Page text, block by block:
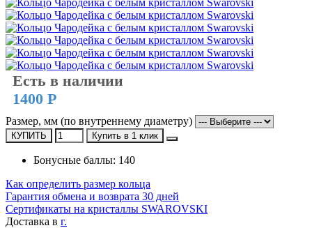
Есть в наличии
1400 Р
Размер, мм (по внутреннему диаметру)
КУПИТЬ Купить в 1 клик
Бонусные баллы: 140
Как определить размер кольца
Гарантия обмена и возврата 30 дней
Сертификаты на кристаллы SWAROVSKI
Доставка в г.